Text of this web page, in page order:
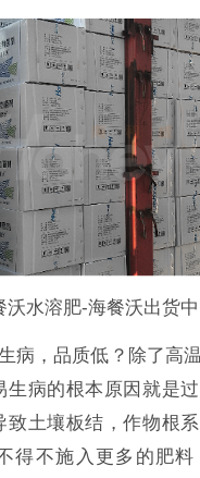
沃水溶肥-海餐沃出货中
病，品质低？ 除了高
病的根本原因就是过
致土壤板结，作物根
得不施入更多的肥